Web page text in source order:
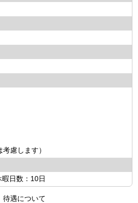
慮します）
日数：10日
待遇について